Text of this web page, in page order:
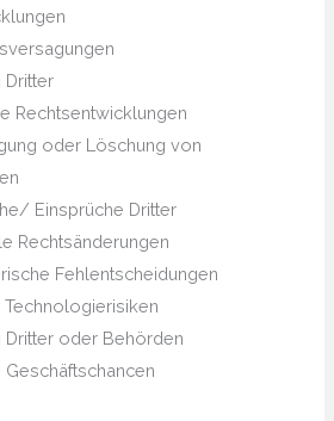
Dritter
Rechtsentwicklungen
oder Löschung von
Einsprüche Dritter
Rechtsänderungen
Fehlentscheidungen
Dritter oder Behörden